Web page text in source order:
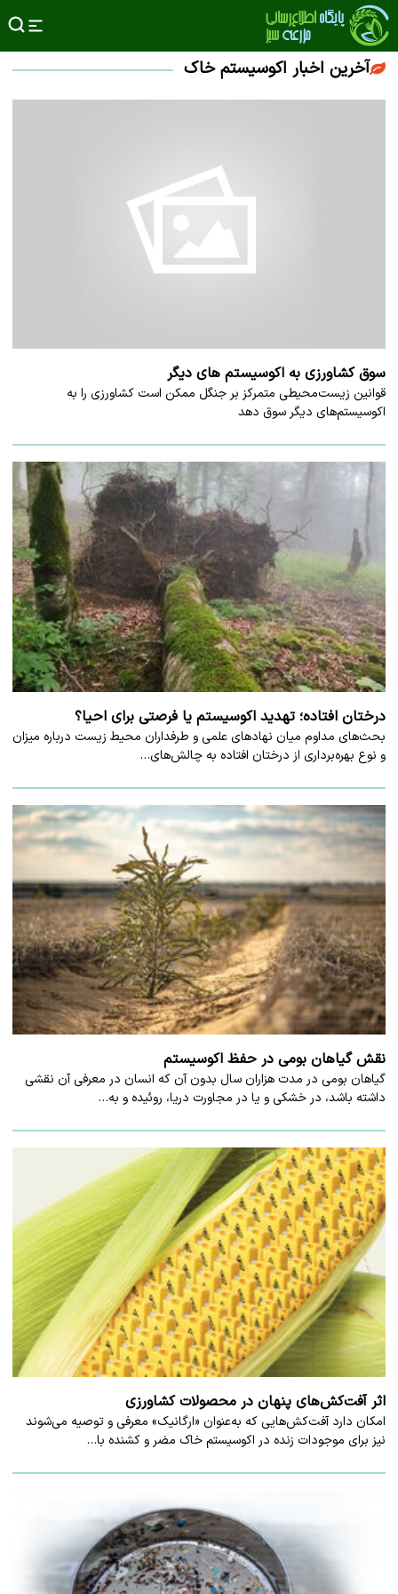
آخرین اخبار اکوسیستم خاک
سوق کشاورزی به اکوسیستم های دیگر
قوانین زیست‌محیطی متمرکز بر جنگل ممکن است کشاورزی را به
اکوسیستم‌های دیگر سوق دهد
درختان افتاده؛ تهدید اکوسیستم یا فرصتی برای احیا؟
بحث‌های مداوم میان نهادهای علمی و طرفداران محیط زیست درباره میزان
و نوع بهره‌برداری از درختان افتاده به چالش‌های…
نقش گیاهان بومی در حفظ اکوسیستم
گیاهان بومی در مدت هزاران سال بدون آن که انسان در معرفی آن نقشی
داشته باشد، در خشکی‌ و یا در مجاورت دریا، روئیده و به…
اثر آفت‌کش‌های پنهان در محصولات کشاورزی
امکان دارد آفت‌کش‌هایی که به‌عنوان «ارگانیک» معرفی و توصیه می‌شوند
نیز برای موجودات زنده در اکوسیستم خاک مضر و کشنده با…